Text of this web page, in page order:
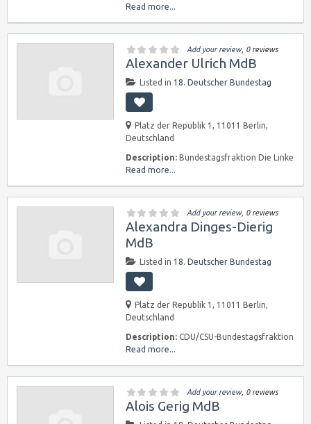
Read more...
Add your review, 0 reviews
Alexander Ulrich MdB
Listed in 18. Deutscher Bundestag
Platz der Republik 1, 11011 Berlin,
Deutschland
Description: Bundestagsfraktion Die Linke
Read more...
Add your review, 0 reviews
Alexandra Dinges-Dierig
MdB
Listed in 18. Deutscher Bundestag
Platz der Republik 1, 11011 Berlin,
Deutschland
Description: CDU/CSU-Bundestagsfraktion
Read more...
Add your review, 0 reviews
Alois Gerig MdB